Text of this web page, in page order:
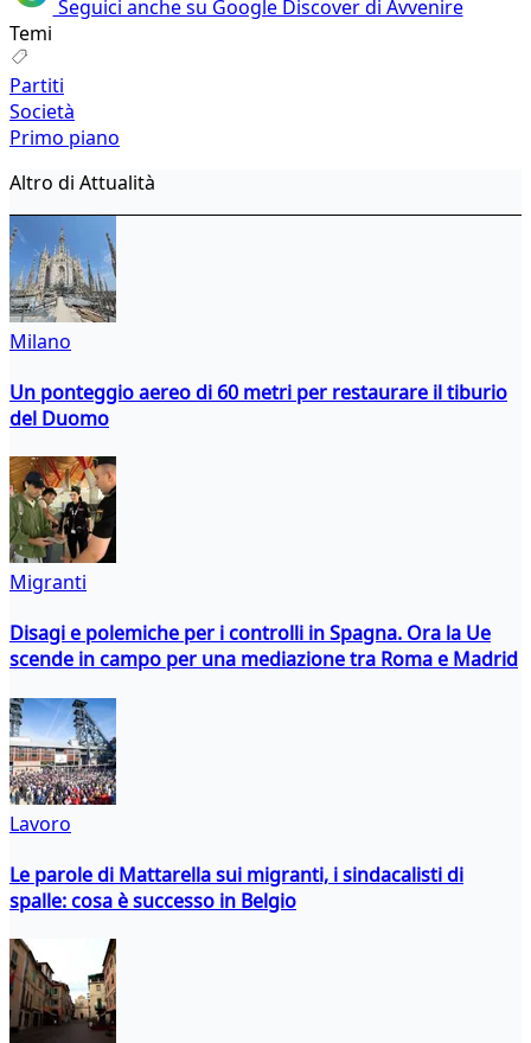
Seguici anche su Google Discover di Avvenire
Temi
Partiti
Società
Primo piano
Altro di Attualità
Milano
Un ponteggio aereo di 60 metri per restaurare il tiburio
del Duomo
Migranti
Disagi e polemiche per i controlli in Spagna. Ora la Ue
scende in campo per una mediazione tra Roma e Madrid
Lavoro
Le parole di Mattarella sui migranti, i sindacalisti di
spalle: cosa è successo in Belgio